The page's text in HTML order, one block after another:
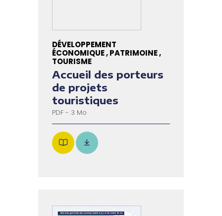
DÉVELOPPEMENT
ÉCONOMIQUE , PATRIMOINE ,
TOURISME
Accueil des porteurs
de projets
touristiques
PDF - 3 Mo